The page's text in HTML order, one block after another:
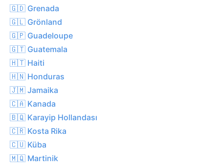
🇬🇩 Grenada
🇬🇱 Grönland
🇬🇵 Guadeloupe
🇬🇹 Guatemala
🇭🇹 Haiti
🇭🇳 Honduras
🇯🇲 Jamaika
🇨🇦 Kanada
🇧🇶 Karayip Hollandası
🇨🇷 Kosta Rika
🇨🇺 Küba
🇲🇶 Martinik